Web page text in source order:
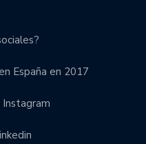
España en 2017